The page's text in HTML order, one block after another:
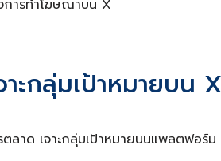
การทำโฆษณาบน X
าะกลุ่มเป้าหมายบน
ตลาด เจาะกลุ่มเป้าหมายบนแพลตฟ